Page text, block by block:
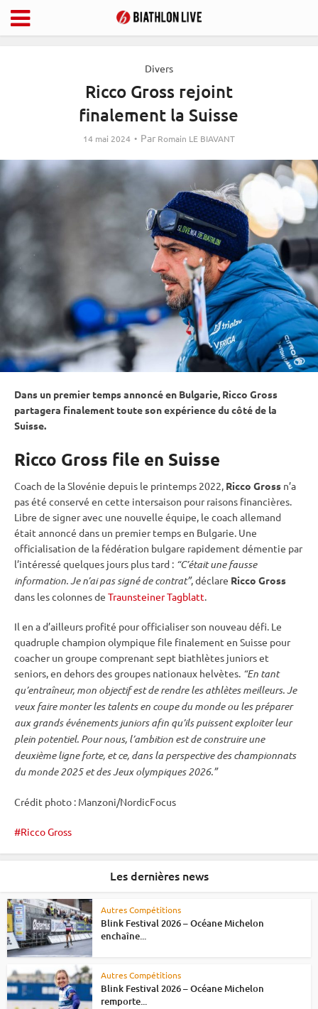
Divers
Ricco Gross rejoint
finalement la Suisse
14 mai 2024 Par Romain LE BIAVANT
Dans un premier temps annoncé en Bulgarie, Ricco Gross
partagera finalement toute son expérience du côté de la
Suisse.
Ricco Gross file en Suisse
Coach de la Slovénie depuis le printemps 2022, Ricco Gross n’a
pas été conservé en cette intersaison pour raisons financières.
Libre de signer avec une nouvelle équipe, le coach allemand
était annoncé dans un premier temps en Bulgarie. Une
officialisation de la fédération bulgare rapidement démentie par
l’intéressé quelques jours plus tard : “C’était une fausse
information. Je n’ai pas signé de contrat”, déclare Ricco Gross
dans les colonnes de Traunsteiner Tagblatt.
Il en a d’ailleurs profité pour officialiser son nouveau défi. Le
quadruple champion olympique file finalement en Suisse pour
coacher un groupe comprenant sept biathlètes juniors et
seniors, en dehors des groupes nationaux helvètes. “En tant
qu’entraîneur, mon objectif est de rendre les athlètes meilleurs. Je
veux faire monter les talents en coupe du mondeou les préparer
aux grands événements juniors afin qu’ils puissent exploiter leur
plein potentiel. Pour nous, l’ambition est de construire une
deuxième ligne forte, et ce, dans la perspective deschampionnats
du monde2025 et desJeux olympiques2026.”
Crédit photo : Manzoni/NordicFocus
Ricco Gross
Les dernières news
Autres Compétitions
Blink Festival 2026 – Océane Michelon
enchaîne...
Autres Compétitions
Blink Festival 2026 – Océane Michelon
remporte...